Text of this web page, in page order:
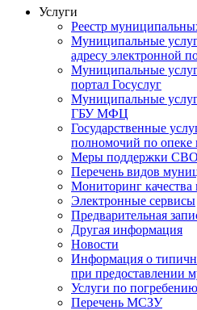
Услуги
Реестр
Муниципальные
адресу электронной
Муниципальные
портал Госуслуг
Муниципальные
ГБУ МФЦ
Государственные
полномочий по опеке
Меры поддержки СВО
Перечень видов
Мониторинг
Электронные сервисы
Предварительная
Другая информация
Новости
Информация о
при предоставлении
Услуги по погребению
Перечень МСЗУ